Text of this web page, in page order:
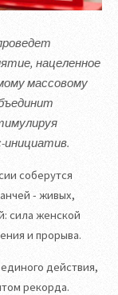
нацеленное
массовому
инициатив.
соберутся
- живых,
сила женской
и прорыва.
действия,
рекорда.